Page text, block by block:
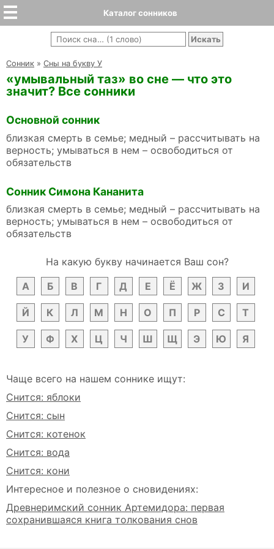
Каталог сонников
Cонник » Сны на букву У
«умывальный таз» во сне — что это
значит? Все сонники
Основной сонник
близкая смерть в семье; медный – рассчитывать на
верность; умываться в нем – освободиться от
обязательств
Сонник Симона Кананита
близкая смерть в семье; медный – рассчитывать на
верность; умываться в нем – освободиться от
обязательств
На какую букву начинается Ваш сон?
А
Б В Г Д Е Ё Ж З И
Й К Л М Н О П Р С Т
У Ф Х Ц Ч Ш Щ Э Ю Я
Чаще всего на нашем соннике ищут:
Снится: яблоки
Снится: сын
Снится: котенок
Снится: вода
Снится: кони
Интересное и полезное о сновидениях:
Древнеримский сонник Артемидора: первая
сохранившаяся книга толкования снов